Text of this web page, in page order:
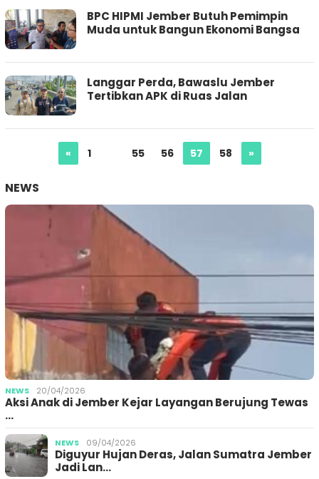
BPC HIPMI Jember Butuh Pemimpin
Muda untuk Bangun Ekonomi Bangsa
Langgar Perda, Bawaslu Jember
Tertibkan APK di Ruas Jalan
« 1 55 56 57 58 »
NEWS
NEWS 20/04/2026
Aksi Anak di Jember Kejar Layangan Berujung Tewas
…
NEWS 09/04/2026
Diguyur Hujan Deras, Jalan Sumatra Jember
Jadi Lan…